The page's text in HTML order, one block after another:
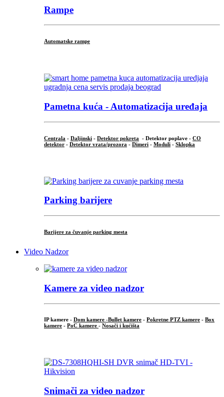
Rampe
Automatske rampe
Pametna kuća - Automatizacija uređaja
Centrala - Daljinski - Detektor pokreta - Detektor poplave - CO
detektor - Detektor vrata/prozora - Dimeri - Moduli - Sklopka
Parking barijere
Barijere za čuvanje parking mesta
Video Nadzor
Kamere za video nadzor
IP kamere - Dom kamere -Bullet kamere - Pokretne PTZ kamere - Box
kamere - PoC kamere - Nosači i kućišta
Snimači za video nadzor